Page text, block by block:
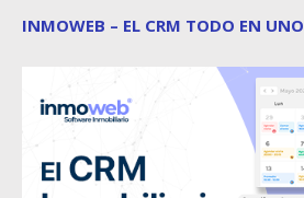
INMOWEB – EL CRM TODO EN UNO